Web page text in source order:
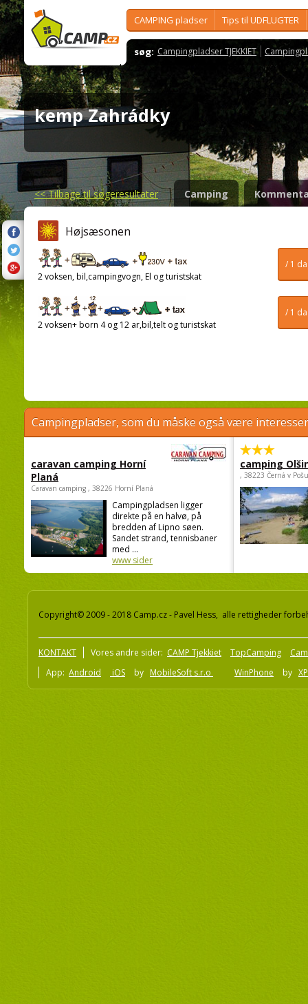
CAMPING pladser Tips til UDFLUGTER
søg: Campingpladser TJEKKIET
kemp Zahrádky
<<Tilbage til søgeresultater Camping
Højsæsonen
/ 1
2 voksen, bil,campingvogn, El og turistskat
/ 1
2 voksen+ born 4 og 12 ar,bil,telt og turistskat
Campingpladser, som du måske også være
caravan camping Horní
Planá
Caravan camping , 38226 Horní Planá
Campingpladsen ligger
direkte på en halvø, på
bredden af Lipno søen.
Sandet strand, tennisbaner
med ...
www sider
camping
, 38223 Černá v
Copyright© 2009 - 2018 Camp.cz - Pavel Hess, alle rettigheder
KONTAKT Vores andre sider: CAMP Tjekkiet TopCamping
App: Android iOS by MobileSoft s.r.o WinPhone by